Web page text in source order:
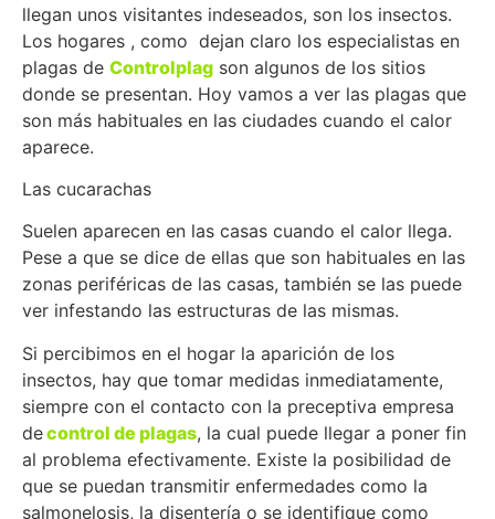
llegan unos visitantes indeseados, son los insectos.
Los hogares , como dejan claro los especialistas en
plagas de Controlplag son algunos de los sitios
donde se presentan. Hoy vamos a ver las plagas que
son más habituales en las ciudades cuando el calor
aparece.
Las cucarachas
Suelen aparecen en las casas cuando el calor llega.
Pese a que se dice de ellas que son habituales en las
zonas periféricas de las casas, también se las puede
ver infestando las estructuras de las mismas.
Si percibimos en el hogar la aparición de los
insectos, hay que tomar medidas inmediatamente,
siempre con el contacto con la preceptiva empresa
decontrol de plagas, la cual puede llegar a poner fin
al problema efectivamente. Existe la posibilidad de
que se puedan transmitir enfermedades como la
salmonelosis, la disentería o se identifique como